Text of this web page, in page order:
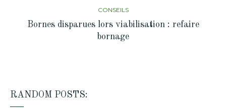
CONSEILS
Bornes disparues lors viabilisation : refaire
bornage
RANDOM POSTS: